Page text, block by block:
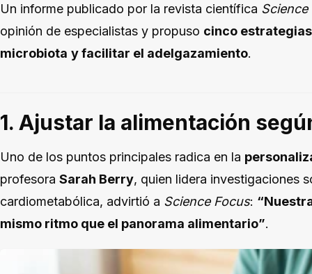
Un informe publicado por la revista científica Science
opinión de especialistas y propuso cinco
microbiota y facilitar el adelgazamiento.
1. Ajustar la alimentación
Uno de los puntos principales radica en la
profesora Sarah Berry, quien lidera investigaciones
cardiometabólica, advirtió a Science Focus:
mismo ritmo que el panorama alimentario”.